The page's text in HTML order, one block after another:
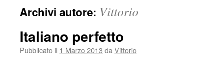
Archivi autore: Vittorio
Italiano perfetto
Pubblicato il 1 Marzo 2013 da Vittorio